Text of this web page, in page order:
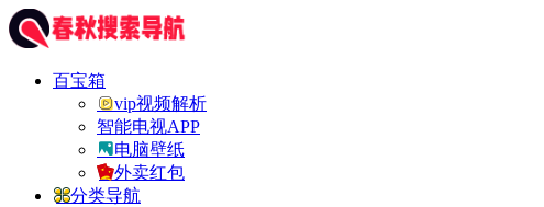
百宝箱
vip视频解析
智能电视APP
电脑壁纸
外卖红包
分类导航